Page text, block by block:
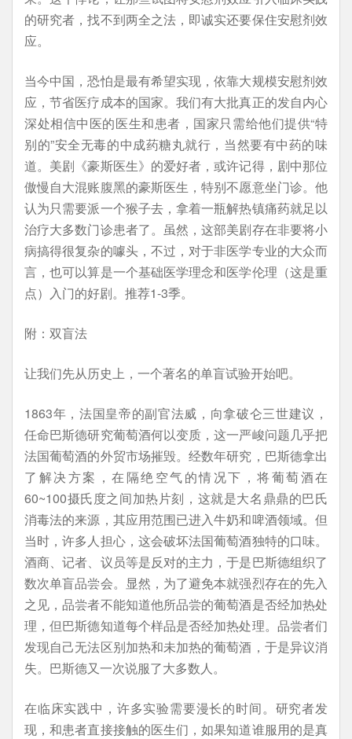
的研究者，找不到两全之法，即诚实还要保住安慰剂效
应。
当今中国，恐怕是最有希望实现，依靠大规模安慰剂效
应，节省医疗成本的国家。我们有大批真正的发自内心
深处相信中医的医生和患者，国家只需给他们提供“特
别的”安全无毒的中成药糖丸就行，当然要有中药的味
道。美剧《豪斯医生》的爱好者，或许记得，剧中那位
傲慢自大混账腹黑的豪斯医生，特别不愿意坐门诊。他
认为只需要派一个猴子去，拿着一瓶解热镇痛药就足以
治疗大多数门诊患者了。虽然，这部美剧存在非要将小
病搞得很复杂的噱头，不过，对于非医学专业的大众而
言，也可以算是一个基础医学理念和医学伦理（这是重
点）入门的好剧。推荐1-3季。
附：双盲法
让我们先从历史上，一个著名的单盲试验开始吧。
1863年，法国皇帝的副官法威，向拿破仑三世建议，
任命巴斯德研究葡萄酒何以变质，这一严峻问题几乎把
法国葡萄酒的外贸市场摧毁。经数年研究，巴斯德拿出
了解决方案，在隔绝空气的情况下，将葡萄酒在
60~100摄氏度之间加热片刻，这就是大名鼎鼎的巴氏
消毒法的来源，其应用范围已进入牛奶和啤酒领域。但
当时，许多人担心，这会破坏法国葡萄酒独特的口味。
酒商、记者、议员等是反对的主力，于是巴斯德组织了
数次单盲品尝会。显然，为了避免本就强烈存在的先入
之见，品尝者不能知道他所品尝的葡萄酒是否经加热处
理，但巴斯德知道每个样品是否经加热处理。品尝者们
发现自己无法区别加热和未加热的葡萄酒，于是异议消
失。巴斯德又一次说服了大多数人。
在临床实践中，许多实验需要漫长的时间。研究者发
现，和患者直接接触的医生们，如果知道谁服用的是真